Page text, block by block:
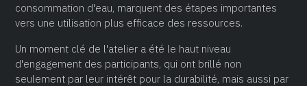
consommation d'eau, marquent des étapes importantes
vers une utilisation plus efficace des ressources.
Un moment clé de l'atelier a été le haut niveau
d'engagement des participants, qui ont brillé non
seulement par leur intérêt pour la durabilité, mais aussi par